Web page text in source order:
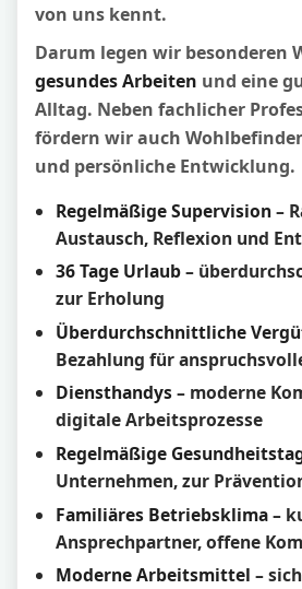
von uns kennt.
Darum legen wir besonderen
gesundes Arbeiten und eine
Alltag. Neben fachlicher
fördern wir auch
und persönliche Entwicklung.
Regelmäßige Supervision–
Austausch, Reflexion und
36 Tage Urlaub–
zur Erholung
Überdurchschnittliche
Bezahlung für
Diensthandys– moderne
digitale Arbeitsprozesse
Regelmäßige
Unternehmen, zur
Familiäres Betriebsklima–
Ansprechpartner, offene
Moderne Arbeitsmittel –